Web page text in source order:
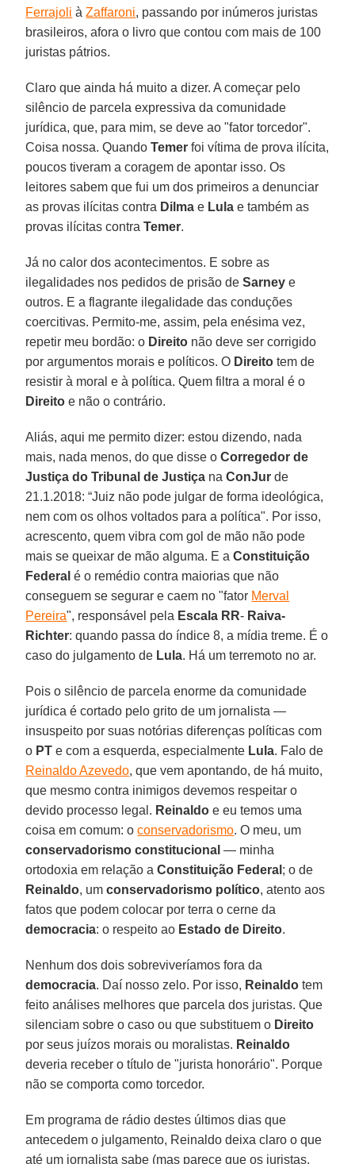
Ferrajoli àZaffaroni, passando por inúmeros juristas
brasileiros, afora o livro que contou com mais de 100
juristas pátrios.
Claro que ainda há muito a dizer. A começar pelo
silêncio de parcela expressiva da comunidade
jurídica, que, para mim, se deve ao "fator torcedor".
Coisa nossa. QuandoTemer foi vítima de prova ilícita,
poucos tiveram a coragem de apontar isso. Os
leitores sabem que fui um dos primeiros a denunciar
as provas ilícitas contra Dilma e Lula e também as
provas ilícitas contraTemer.
Já no calor dos acontecimentos. E sobre as
ilegalidades nos pedidos de prisão deSarney e
outros. E a flagrante ilegalidade das conduções
coercitivas. Permito-me, assim, pela enésima vez,
repetir meu bordão: o Direito não deve ser corrigido
por argumentos morais e políticos. O Direito tem de
resistir à moral e à política. Quem filtra a moral é o
Direito e não o contrário.
Aliás, aqui me permito dizer: estou dizendo, nada
mais, nada menos, do que disse oCorregedor de
Justiça do Tribunal de Justiça naConJur de
21.1.2018: “Juiz não pode julgar de forma ideológica,
nem com os olhos voltados para a política". Por isso,
acrescento, quem vibra com gol de mão não pode
mais se queixar de mão alguma. E aConstituição
Federal é o remédio contra maiorias que não
conseguem se segurar e caem no "fator Merval
Pereira", responsável pela Escala RR- Raiva-
Richter: quando passa do índice 8, a mídia treme. É o
caso do julgamento de Lula. Há um terremoto no ar.
Pois o silêncio de parcela enorme da comunidade
jurídica é cortado pelo grito de um jornalista —
insuspeito por suas notórias diferenças políticas com
o PT e com a esquerda, especialmente Lula. Falo de
Reinaldo Azevedo, que vem apontando, de há muito,
que mesmo contra inimigos devemos respeitar o
devido processo legal. Reinaldo e eu temos uma
coisa em comum: oconservadorismo. O meu, um
conservadorismo constitucional — minha
ortodoxia em relação aConstituição Federal ; o de
Reinaldo, um conservadorismo político, atento aos
fatos que podem colocar por terra o cerne da
democracia: o respeito ao Estado de Direito.
Nenhum dos dois sobreviveríamos fora da
democracia. Daí nosso zelo. Por isso, Reinaldo tem
feito análises melhores que parcela dos juristas. Que
silenciam sobre o caso ou que substituem o Direito
por seus juízos morais ou moralistas. Reinaldo
deveria receber o título de "jurista honorário". Porque
não se comporta como torcedor.
Em programa de rádio destes últimos dias que
antecedem o julgamento, Reinaldo deixa claro o que
até um jornalista sabe (mas parece que os juristas,